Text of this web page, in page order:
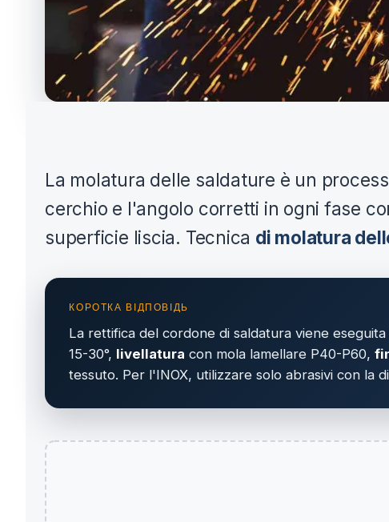
La molatura delle saldature è un
cerchio e l'angolo corretti in ogni fase
superficie liscia. Tecnica di molatura
La rettifica del cordone di saldatura viene eseguita
15-30°, livellatura con mola lamellare P40-P60,
tessuto. Per l'INOX, utilizzare solo abrasivi con la